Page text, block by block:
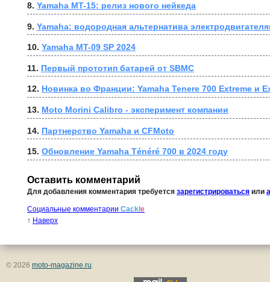
8. Yamaha MT-15: релиз нового нейкеда
9. Yamaha: водородная альтернатива
10. Yamaha MT-09 SP 2024
11. Первый прототип батарей от SBMC
12. Новинка во Франции: Yamaha Tenere 700 Extreme и
13. Moto Morini Calibro - эксперимент компании
14. Партнерство Yamaha и CFMoto
15. Обновление Yamaha Ténéré 700 в 2024 году
Оставить комментарий
Для добавления комментария требуется зарегистрироваться или
Социальные комментарии Cackl e
↑ Наверх
© 2026 moto-magazine.ru.